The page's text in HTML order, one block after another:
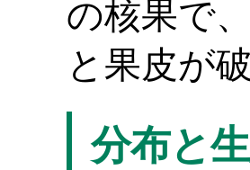
の核果で
と果皮が
分布と